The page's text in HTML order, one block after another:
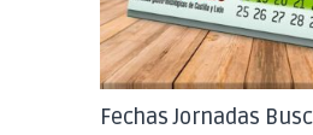
Fechas Jornadas